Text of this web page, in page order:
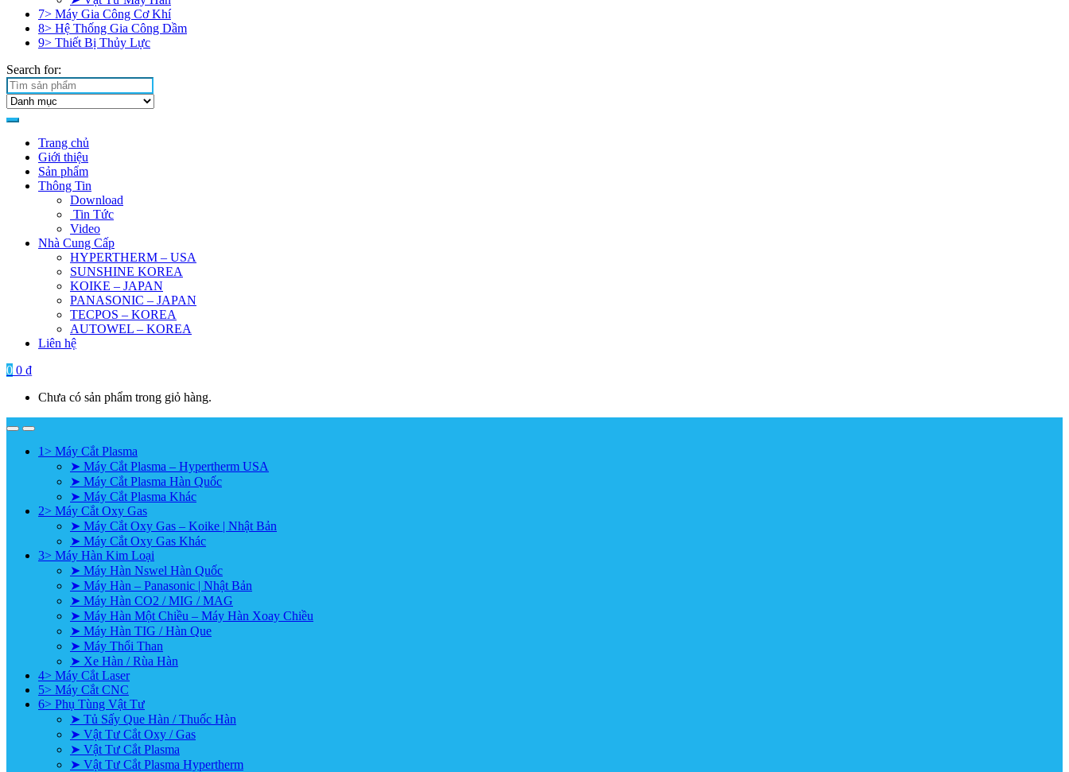
7> Máy Gia Công Cơ Khí
8> Hệ Thống Gia Công Dầm
9> Thiết Bị Thủy Lực
Search for:
Trang chủ
Giới thiệu
Sản phẩm
Thông Tin
Download
Tin Tức
Video
Nhà Cung Cấp
HYPERTHERM – USA
SUNSHINE KOREA
KOIKE – JAPAN
PANASONIC – JAPAN
TECPOS – KOREA
AUTOWEL – KOREA
Liên hệ
0 0 ₫
Chưa có sản phẩm trong giỏ hàng.
1> Máy Cắt Plasma
➤ Máy Cắt Plasma – Hypertherm USA
➤ Máy Cắt Plasma Hàn Quốc
➤ Máy Cắt Plasma Khác
2> Máy Cắt Oxy Gas
➤ Máy Cắt Oxy Gas – Koike | Nhật Bản
➤ Máy Cắt Oxy Gas Khác
3> Máy Hàn Kim Loại
➤ Máy Hàn Nswel Hàn Quốc
➤ Máy Hàn – Panasonic | Nhật Bản
➤ Máy Hàn CO2 / MIG / MAG
➤ Máy Hàn Một Chiều – Máy Hàn Xoay Chiều
➤ Máy Hàn TIG / Hàn Que
➤ Máy Thổi Than
➤ Xe Hàn / Rùa Hàn
4> Máy Cắt Laser
5> Máy Cắt CNC
6> Phụ Tùng Vật Tư
➤ Tủ Sấy Que Hàn / Thuốc Hàn
➤ Vật Tư Cắt Oxy / Gas
➤ Vật Tư Cắt Plasma
➤ Vật Tư Cắt Plasma Hypertherm